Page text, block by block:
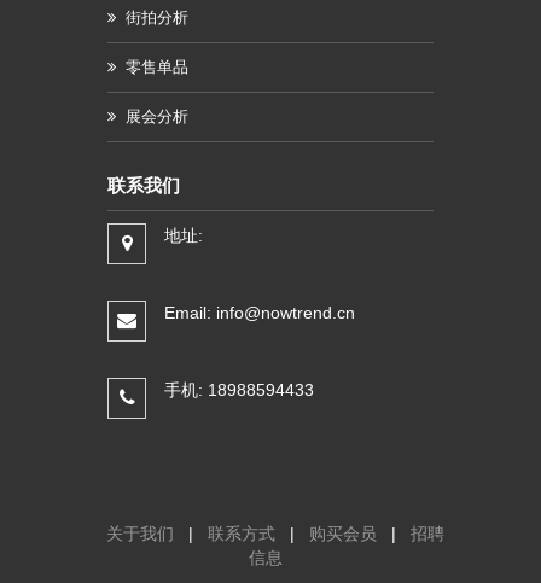
街拍分析
零售单品
展会分析
联系我们
地址:
Email: info@nowtrend.cn
手机: 18988594433
关于我们 | 联系方式 | 购买会员 |
招聘
信息